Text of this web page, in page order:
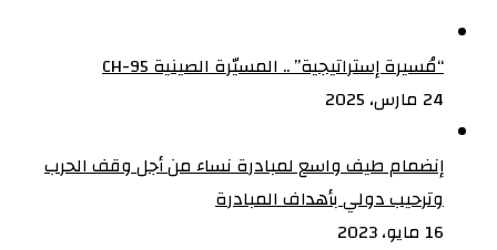
“مُسيرة إستراتيجية” .. المسيّرة الصينية CH-95
24 مارس، 2025
إنضمام طيف واسع لمبادرة نساء من أجل وقف الحرب
وترحيب دولي بأهداف المبادرة
16 مايو، 2023